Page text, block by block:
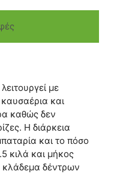
με
και
καθώς δεν
Η διάρκεια
και το πόσο
κιλά και μήκος
κλάδεμα δέντρων